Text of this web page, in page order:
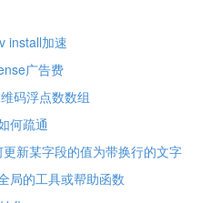
install加速
广告费
码浮点数数组
何疏通
更新某字段的值为带换行的文字
局的工具或帮助函数